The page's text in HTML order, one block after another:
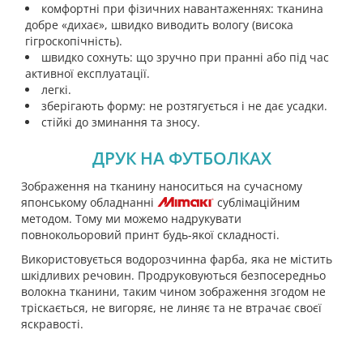
комфортні при фізичних навантаженнях: тканина
добре «дихає», швидко виводить вологу (висока
гігроскопічність).
швидко сохнуть: що зручно при пранні або під час
активної експлуатації.
легкі.
зберігають форму: не розтягується і не дає усадки.
стійкі до зминання та зносу.
ДРУК НА ФУТБОЛКАХ
Зображення на тканину наноситься на сучасному
японському обладнанні
сублімаційним
методом. Тому ми можемо надрукувати
повнокольоровий принт будь-якої складності.
Використовується водорозчинна фарба, яка не містить
шкідливих речовин. Продруковуються безпосередньо
волокна тканини, таким чином зображення згодом не
тріскається, не вигоряє, не линяє та не втрачає своєї
яскравості.